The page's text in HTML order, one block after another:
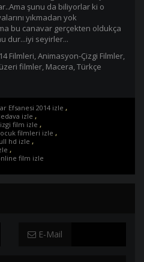
şunu da biliyorlar ki o
yıkmadan yok
bu canavar gerçekten oldukça
dur...iyi seyirler...
Filmleri,Animasyon-Çizgi Filmler,
filmler, Macera,Türkçe
Efsanesi 2014 izle ,
izle ,
film izle ,
filmleri izle ,
hd izle ,
,
film izle
E-Mail